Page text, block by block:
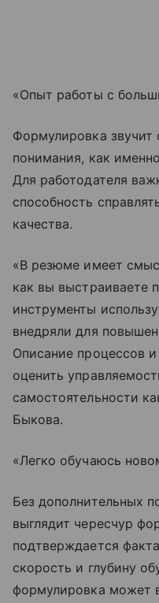
«Опыт работы с
Формулировка
понимания, как
Для работодателя
способность
качества.
«В резюме имеет
как вы выстраиваете
инструменты
внедряли для
Описание процессов и
оценить
самостоятельности
Быкова.
«Легко обучаюсь
Без дополнительных
выглядит чересчур
подтверждается
скорость и глубину
формулировка может